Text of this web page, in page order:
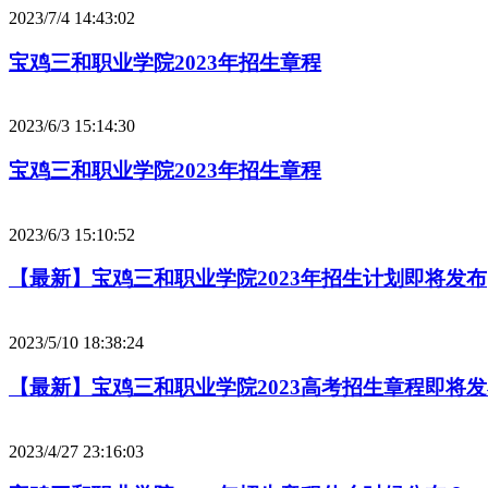
2023/7/4 14:43:02
宝鸡三和职业学院2023年招生章程
2023/6/3 15:14:30
宝鸡三和职业学院2023年招生章程
2023/6/3 15:10:52
【最新】宝鸡三和职业学院2023年招生计划即将发布
2023/5/10 18:38:24
【最新】宝鸡三和职业学院2023高考招生章程即将
2023/4/27 23:16:03